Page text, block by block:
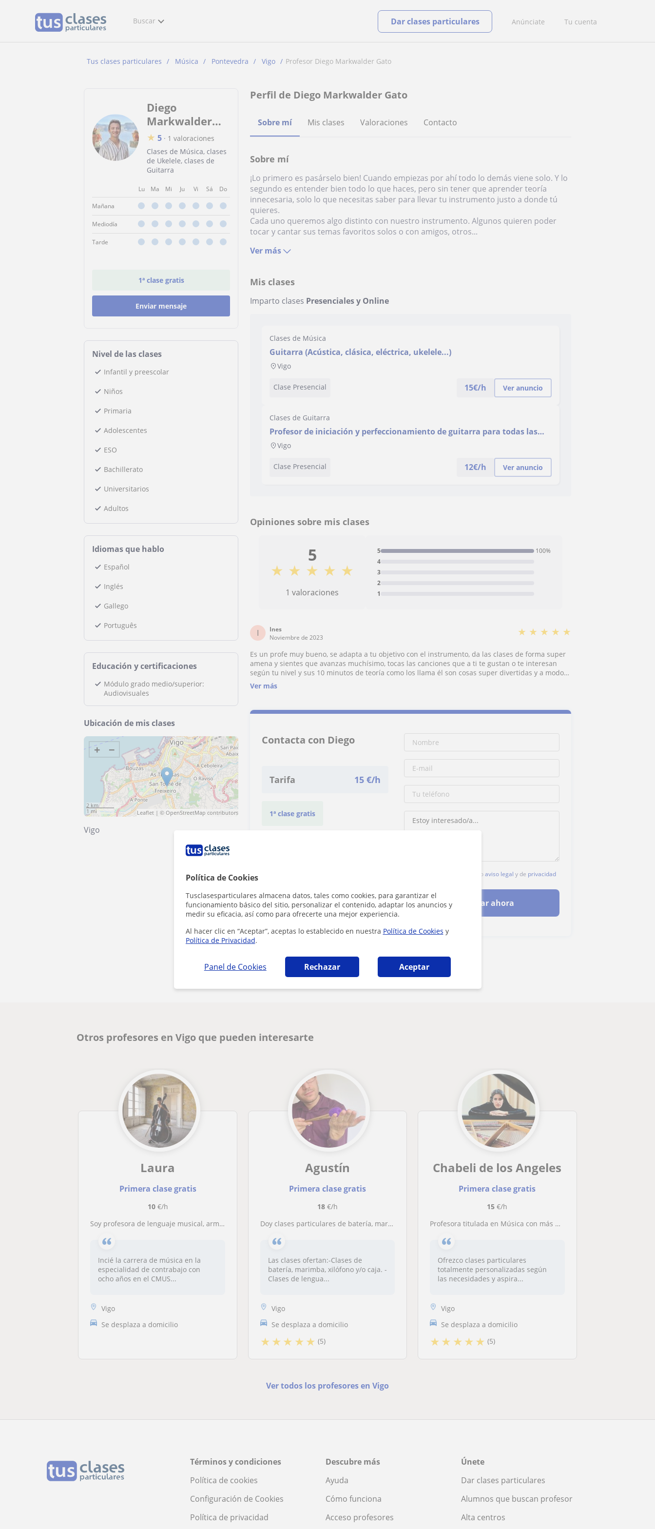
Política de Cookies
Tusclasesparticulares almacena datos, tales como cookies, para garantizar el
funcionamiento básico del sitio, personalizar el contenido, adaptar los anuncios y
medir su eficacia, así como para ofrecerte una mejor experiencia.
Al hacer clic en “Aceptar”, aceptas lo establecido en nuestra Política de Cookies y
Política de Privacidad.
Panel de Cookies Rechazar Aceptar
Buscar Anúnciate Tu cuenta
Dar clases particulares
Tus clases particulares Música Pontevedra Vigo Profesor Diego Markwalder Gato
Diego
Markwalder
Gato
★ 5 · 1 valoraciones
Clases de Música, clases
de Ukelele, clases de
Guitarra
Lu Ma Mi Ju Vi Sá Do
Mañana
Mediodía
Tarde
1ª clase gratis
Enviar mensaje
Nivel de las clases
Infantil y preescolar
Niños
Primaria
Adolescentes
ESO
Bachillerato
Universitarios
Adultos
Idiomas que hablo
Español
Inglés
Gallego
Português
Educación y certificaciones
Módulo grado medio/superior:
Audiovisuales
Ubicación de mis clases
+ −
2 km
1 mi
Leaflet | ©OpenStreetMap contributors
Vigo
Perfil de Diego Markwalder Gato
Sobre mí Mis clases Valoraciones Contacto
Sobre mí
¡Lo primero es pasárselo bien! Cuando empiezas por ahí todo lo demás viene solo. Y lo
segundo es entender bien todo lo que haces, pero sin tener que aprender teoría
innecesaria, solo lo que necesitas saber para llevar tu instrumento justo a donde tú
quieres.
Cada uno queremos algo distinto con nuestro instrumento. Algunos quieren poder
tocar y cantar sus temas favoritos solos o con amigos, otros...
Ver más
Mis clases
Imparto clases Presenciales y Online
Clases de Música
Guitarra (Acústica, clásica, eléctrica, ukelele...)
Vigo
Clase Presencial 15€/h Ver anuncio
Clases de Guitarra
Profesor de iniciación y perfeccionamiento de guitarra para todas las
edades.
Vigo
Clase Presencial 12€/h Ver anuncio
Opiniones sobre mis clases
5
★ ★ ★ ★ ★
1 valoraciones 1
2
3
4
5 100%
I
Ines
Noviembre de 2023
★ ★ ★ ★ ★
Es un profe muy bueno, se adapta a tu objetivo con el instrumento, da las clases de forma super
amena y sientes que avanzas muchísimo, tocas las canciones que a ti te gustan o te interesan
según tu nivel y sus 10 minutos de teoría como los llama él son cosas super divertidas y a modo
de datos curiosos sobre música, el instrumento, notas, o cualquier otra cosa. De verdad,
Recomendadisimo.
Ver más
Contacta con Diego
Tarifa 15 €/h
1ª clase gratis
Al hacer clic, aceptas nuestroaviso legal y de privacidad
Contactar ahora
Denunciar este perfil
Otros profesores en Vigo que pueden interesarte
Laura
Primera clase gratis
10€/h
Soy profesora de lenguaje musical, armonía y contrabajo
Incié la carrera de música en la
especialidad de contrabajo con
ocho años en el CMUS...
Vigo
Se desplaza a domicilio
Agustín
Primera clase gratis
18€/h
Doy clases particulares de batería, marimba y otros instrumentos de percusión. También doy clases de lenguaje musical y armonía
Las clases ofertan:-Clases de
batería, marimba, xilófono y/o caja. -
Clases de lengua...
Vigo
Se desplaza a domicilio
★★★ ★★ (5)
Chabeli de los Angeles
Primera clase gratis
15 €/h
Profesora titulada en Música con más de 10 años de experiencia impartiendo clases y en el mundo de los espectáculos
Ofrezco clases particulares
totalmente personalizadas según
las necesidades y aspira...
Vigo
Se desplaza a domicilio
★★ ★★★ (5)
Ver todos los profesores en Vigo
Términos y condiciones
Política de cookies
Configuración de Cookies
Política de privacidad
Descubre más
Ayuda
Cómo funciona
Acceso profesores
Únete
Dar clases particulares
Alumnos que buscan profesor
Alta centros